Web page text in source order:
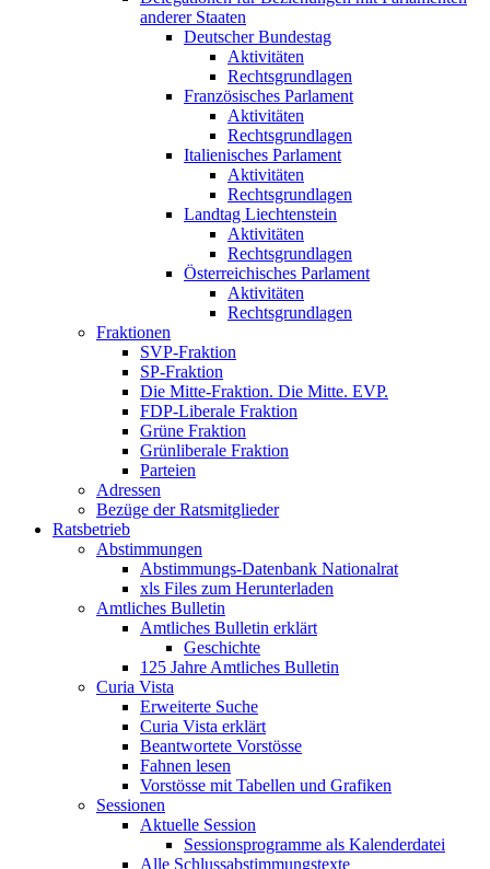
anderer Staaten
Deutscher Bundestag
Aktivitäten
Rechtsgrundlagen
Französisches Parlament
Aktivitäten
Rechtsgrundlagen
Italienisches Parlament
Aktivitäten
Rechtsgrundlagen
Landtag Liechtenstein
Aktivitäten
Rechtsgrundlagen
Österreichisches Parlament
Aktivitäten
Rechtsgrundlagen
Fraktionen
SVP-Fraktion
SP-Fraktion
Die Mitte-Fraktion. Die Mitte. EVP.
FDP-Liberale Fraktion
Grüne Fraktion
Grünliberale Fraktion
Parteien
Adressen
Bezüge der Ratsmitglieder
Ratsbetrieb
Abstimmungen
Abstimmungs-Datenbank Nationalrat
xls Files zum Herunterladen
Amtliches Bulletin
Amtliches Bulletin erklärt
Geschichte
125 Jahre Amtliches Bulletin
Curia Vista
Erweiterte Suche
Curia Vista erklärt
Beantwortete Vorstösse
Fahnen lesen
Vorstösse mit Tabellen und Grafiken
Sessionen
Aktuelle Session
Sessionsprogramme als Kalenderdatei
Alle Schlussabstimmungstexte